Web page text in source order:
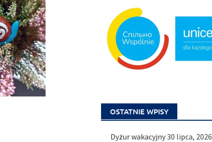
OSTATNIE WPISY
Dyżur wakacyjny30 lipca, 2026